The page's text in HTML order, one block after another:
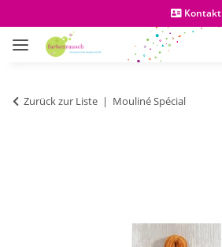
Kontakt
Zurück zur Liste Mouliné Spécial